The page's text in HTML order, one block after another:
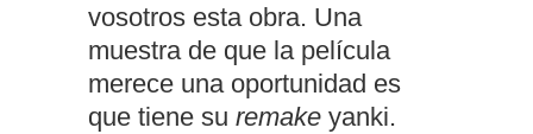
vosotros esta obra. Una
muestra de que la película
merece una oportunidad es
que tiene su remake yanki.